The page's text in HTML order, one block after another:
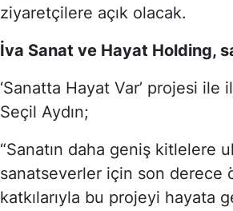
ziyaretçilere açık olacak.
İva Sanat ve Hayat Holding,
‘Sanatta Hayat Var’ projesi
Seçil Aydın;
“Sanatın daha geniş kitlelere
sanatseverler için son derece
katkılarıyla bu projeyi hayata